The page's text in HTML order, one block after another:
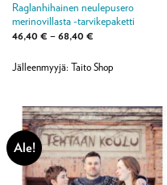
Raglanhihainen neulepusero
merinovillasta -tarvikepaketti
46,40 € – 68,40 €Hintaluokka:
68,40 €
Jälleenmyyjä: Taito Shop
Ale!